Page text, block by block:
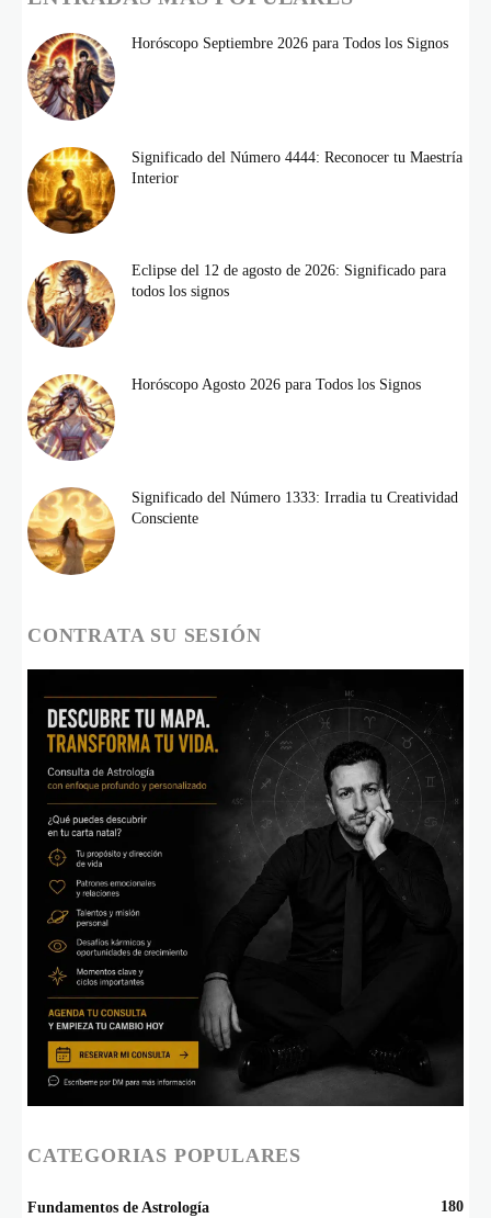
Horóscopo Septiembre 2026 para Todos los Signos
Significado del Número 4444: Reconocer tu Maestría
Interior
Eclipse del 12 de agosto de 2026: Significado para
todos los signos
Horóscopo Agosto 2026 para Todos los Signos
Significado del Número 1333: Irradia tu Creatividad
Consciente
CONTRATA SU SESIÓN
CATEGORIAS POPULARES
Fundamentos de Astrología 180